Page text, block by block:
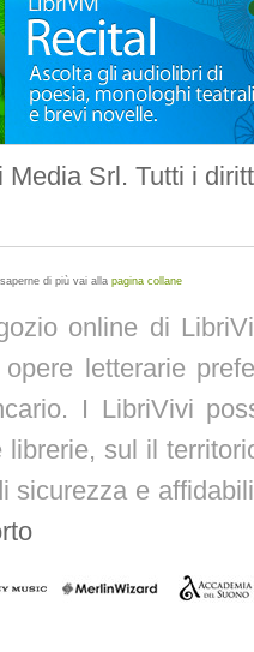
Srl. Tutti i
di più vai alla pagina collane
online di
letterarie
I LibriVivi
sul il
sicurezza e